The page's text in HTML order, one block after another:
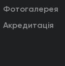
Фотогалерея
Акредитація